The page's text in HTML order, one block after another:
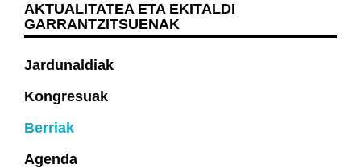
AKTUALITATEA ETA EKITALDI
GARRANTZITSUENAK
Jardunaldiak
Kongresuak
Berriak
Agenda